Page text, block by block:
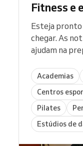
Fitness e
Esteja pronto
chegar. As
ajudam na
Academias
Centros
Pilates
Estúdios de